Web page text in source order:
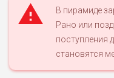
ДОХОД: ВЫСОКИЙ
БЮДЖЕТ: ВЫСОКИЙ
В пирамиде
Рано или
поступления
становятся